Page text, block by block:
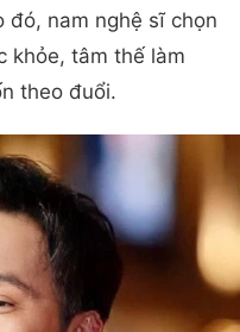
đó, nam nghệ sĩ chọn
khỏe, tâm thế làm
theo đuổi.